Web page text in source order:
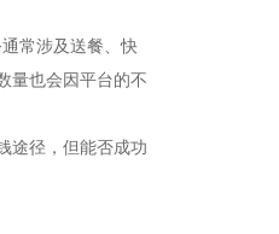
常涉及送餐、快
量也会因平台的不
途径，但能否成功